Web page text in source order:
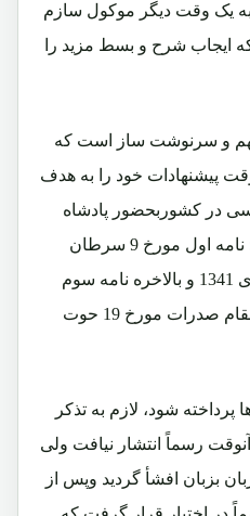
یک وقت دیگر موکول سازم
که ایجاب شرح و بسط مزید را
و سرنوشت ساز است که
پیشنهادات خود را به هدف
در کشوربحضور پادشاه
افغانستان تقدیم کرده است: نامه اول مورخ 9 سرطان
1341؛ نامه دوم مورخ 24 جدی 1341 و بالاخره نامه سوم
استعفی محمد داؤد خان از مقام صدرات مورخ 19 حوت
پرداخته شود، لازم به تذکر
رسماً انتشار نیافت ولی
بزبان افشأ گردید وپس از